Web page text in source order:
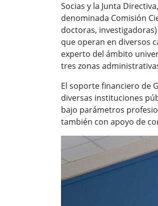
Socias y la Junta
denominada Comisión
doctoras,
que operan en diversos
experto del ámbito
tres zonas
El soporte financiero de
diversas instituciones
bajo parámetros
también con apoyo de